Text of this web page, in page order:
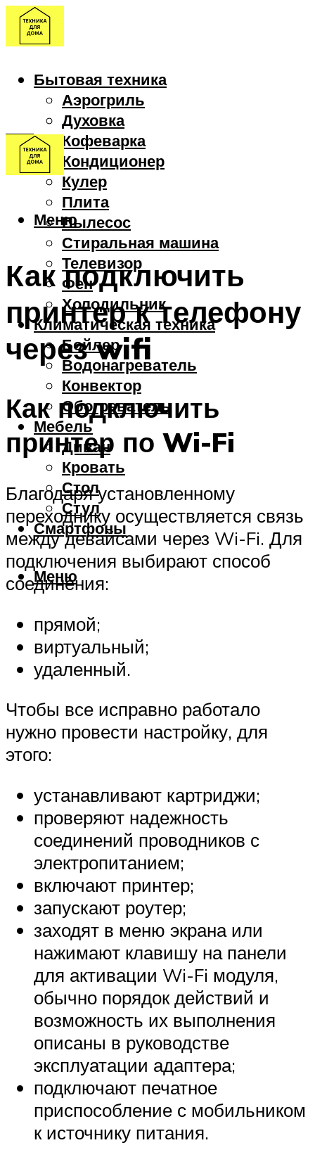
Бытовая техника
Аэрогриль
Духовка
Кофеварка
Кондиционер
Кулер
Плита
Пылесос
Стиральная машина
Телевизор
Фен
Холодильник
Климатическая техника
Бойлер
Водонагреватель
Конвектор
Обогреватель
Мебель
Диван
Кровать
Стол
Стул
Смартфоны
Меню
Меню
Как подключить
принтер к телефону
через wifi
Как подключить
принтер по Wi-Fi
Благодаря установленному
переходнику осуществляется связь
между девайсами через Wi-Fi. Для
подключения выбирают способ
соединения:
прямой;
виртуальный;
удаленный.
Чтобы все исправно работало
нужно провести настройку, для
этого:
устанавливают картриджи;
проверяют надежность
соединений проводников с
электропитанием;
включают принтер;
запускают роутер;
заходят в меню экрана или
нажимают клавишу на панели
для активации Wi-Fi модуля,
обычно порядок действий и
возможность их выполнения
описаны в руководстве
эксплуатации адаптера;
подключают печатное
приспособление с мобильником
к источнику питания.